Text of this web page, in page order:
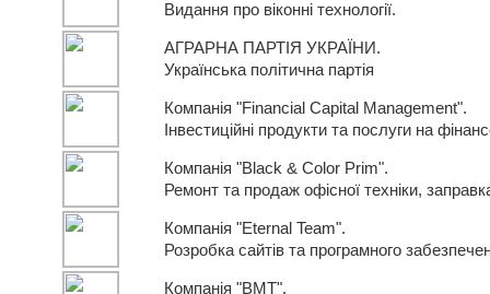
Видання про віконні технології.
АГРАРНА ПАРТІЯ УКРАЇНИ.
Українська політична партія
Компанія "Financial Capital Management".
Інвестиційні продукти та послуги на
Компанія "Black & Color Prim".
Ремонт та продаж офісної техніки,
Компанія "Eternal Team".
Розробка сайтів та програмного
Компанія "ВМТ".